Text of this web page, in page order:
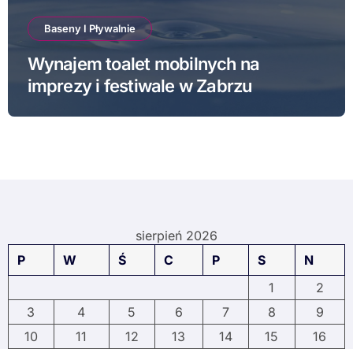
Baseny I Pływalnie
Wynajem toalet mobilnych na
imprezy i festiwale w Zabrzu
sierpień 2026
P
W Ś C P S
N
1
2
3
4 5 6 7 8
9
10
11 12 13 14 15
16